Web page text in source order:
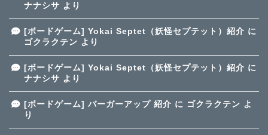
ナナシサ より
[ボードゲーム] Yokai Septet（妖怪セプテット）紹介 に
ゴクラクテン より
[ボードゲーム] Yokai Septet（妖怪セプテット）紹介 に
ナナシサ より
[ボードゲーム] バーガーアップ 紹介 に ゴクラクテン よ
り